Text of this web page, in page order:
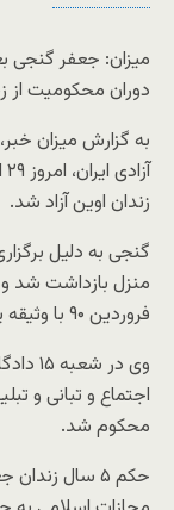
میزان: جعفر گنجی
دوران محکومیت از
به گزارش میزان
زندان اوین آزاد شد.
فروردین ۹۰ با وثیقه یک میلیارد ریالی آزاد شد.
وی
اجتماع و تبانی و
محکوم شد.